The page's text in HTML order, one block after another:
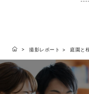
撮影レポート 庭園と